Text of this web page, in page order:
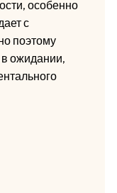
особенно
с
поэтому
в ожидании,